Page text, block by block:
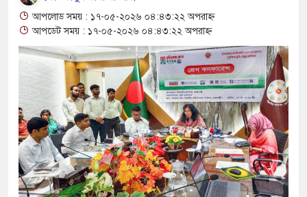
হারিয়ে আটাবোঝাই ট্রাক বসতঘরের ওপর,
অটোরিকশার মুখোমুখি সংঘর্ষে নিহত ১, আহত
সরে সংসার, মাতৃত্বকে প্রাধান্য দিয়েছেন, কী
ফিরেছিলেন কাজল?
আপলোড সময় : ১৭-০৫-২০২৬ ০৪:৪৩:২২ অপরাহ্ন
আপডেট সময় : ১৭-০৫-২০২৬ ০৪:৪৩:২২ অপরাহ্ন